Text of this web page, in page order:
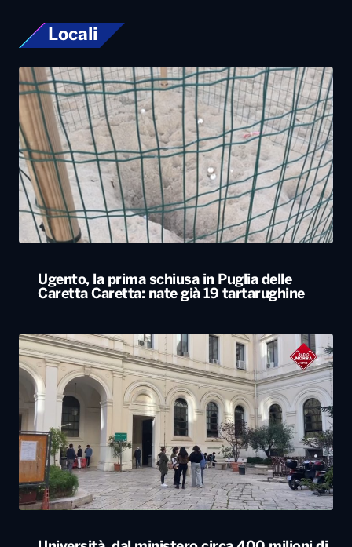
Locali
Ugento, la prima schiusa in Puglia delle
Caretta Caretta: nate già 19 tartarughine